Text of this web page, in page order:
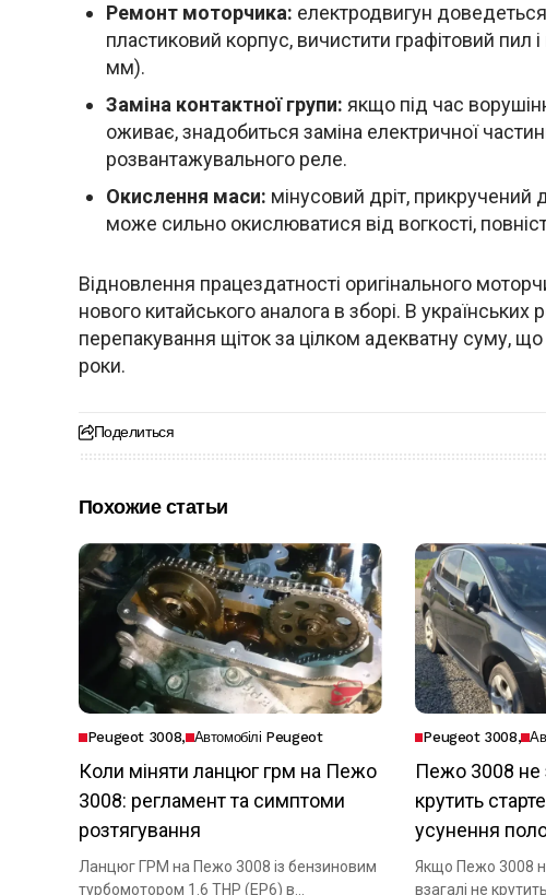
Ремонт моторчика: електродвигун
пластиковий корпус, вичистити графітовий пил
мм).
Заміна контактної групи: якщо під час
оживає, знадобиться заміна електричної
розвантажувального реле.
Окислення маси: мінусовий дріт, прикручений
може сильно окислюватися від вогкості,
Відновлення працездатності оригінального
нового китайського аналога в зборі. В
перепакування щіток за цілком адекватну суму,
роки.
Поделиться
Похожие статьи
Peugeot 3008 Автомобілі Peugeot
Коли міняти ланцюг грм на Пежо
3008: регламент та симптоми
розтягування
Ланцюг ГРМ на Пежо 3008 із бензиновим
турбомотором 1.6 THP (EP6) в...
Peugeot 3008
Пежо 3008 не
крутить
усунення
Якщо Пежо 3008
взагалі не